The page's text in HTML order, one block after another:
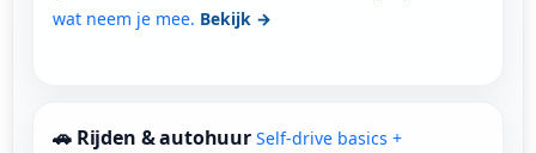
wat neem je mee. Bekijk →
🚗 Rijden & autohuur Self-drive basics +